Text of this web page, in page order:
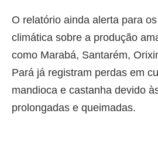
O relatório ainda alerta para
climática sobre a produção
como Marabá, Santarém,
Pará já registram perdas em
mandioca e castanha devido
prolongadas e queimadas.